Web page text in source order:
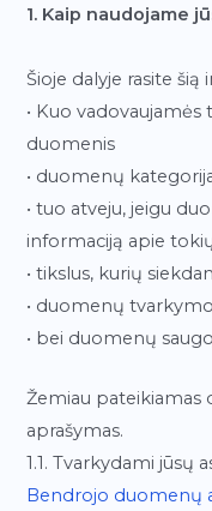
1. Kaip naudojame
Šioje dalyje rasite šią
• Kuo
duomenis
• duomenų
• tuo atveju, jeigu
informaciją apie
• tikslus, kurių
• duomenų
• bei duomenų
Žemiau pateikiamas
aprašymas.
1.1. Tvarkydami jūsų
Bendrojo duomenų